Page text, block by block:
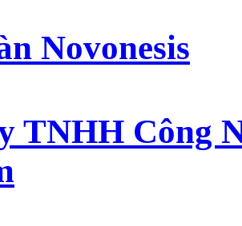
Novonesis
TNHH Công